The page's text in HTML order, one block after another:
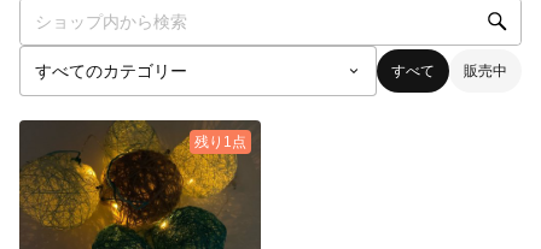
すべて 販売中
残り1点